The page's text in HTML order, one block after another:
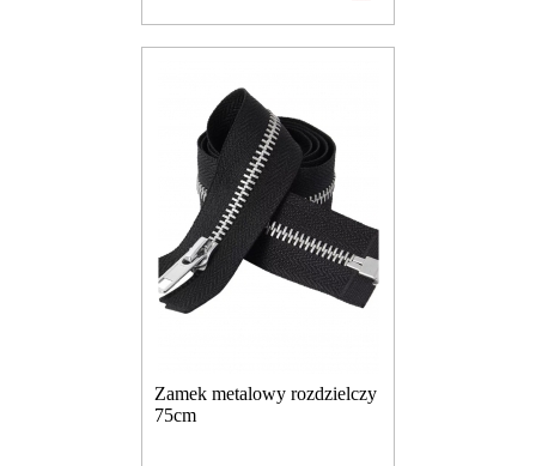
Zamek metalowy rozdzielczy
75cm